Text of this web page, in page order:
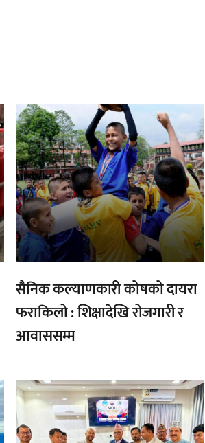
,
सैनिक कल्याणकारी कोषको दायरा
फराकिलो : शिक्षादेखि रोजगारी र
आवाससम्म
,,